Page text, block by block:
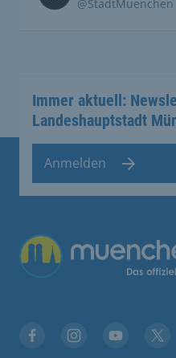
@StadtMuenchen
Immer aktuell:
Landeshauptstadt
Anmelden
Übergreifende